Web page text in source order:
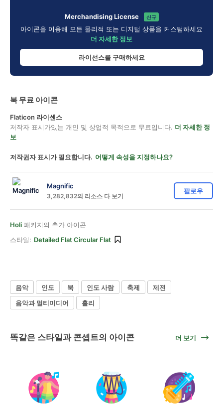
Merchandising License 신규
아이콘을 이용해 모든 물리적 또는 디지털 상품을 커스텀하세요
더 자세한 정보
라이선스를 구매하세요
북 무료 아이콘
Flaticon 라이센스
저작자 표시가있는 개인 및 상업적 목적으로 무료입니다. 더 자세한 정
보
저작권자 표시가 필요합니다. 어떻게 속성을 지정하나요?
Magnific
3,282,832의 리소스 다 보기
팔로우
Holi 패키지의 추가 아이콘
스타일: Detailed Flat Circular Flat
음악 인도 북 인도 사람 축제
제전
음악과 멀티미디어
홀리
똑같은 스타일과 콘셉트의 아이콘 더 보기